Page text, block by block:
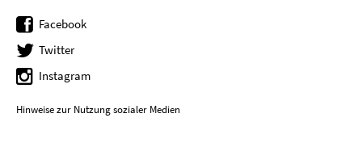
Facebook
Twitter
Instagram
Hinweise zur Nutzung sozialer Medien